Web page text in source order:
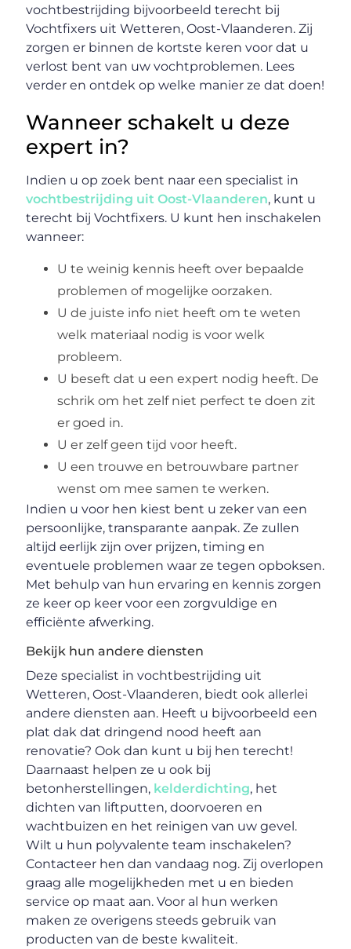
vochtbestrijding bijvoorbeeld terecht bij
Vochtfixers uit Wetteren, Oost-Vlaanderen. Zij
zorgen er binnen de kortste keren voor dat u
verlost bent van uw vochtproblemen. Lees
verder en ontdek op welke manier ze dat doen!
Wanneer schakelt u deze
expert in?
Indien u op zoek bent naar een specialist in
vochtbestrijding uit Oost-Vlaanderen, kunt u
terecht bij Vochtfixers. U kunt hen inschakelen
wanneer:
U te weinig kennis heeft over bepaalde
problemen of mogelijke oorzaken.
U de juiste info niet heeft om te weten
welk materiaal nodig is voor welk
probleem.
U beseft dat u een expert nodig heeft. De
schrik om het zelf niet perfect te doen zit
er goed in.
U er zelf geen tijd voor heeft.
U een trouwe en betrouwbare partner
wenst om mee samen te werken.
Indien u voor hen kiest bent u zeker van een
persoonlijke, transparante aanpak. Ze zullen
altijd eerlijk zijn over prijzen, timing en
eventuele problemen waar ze tegen opboksen.
Met behulp van hun ervaring en kennis zorgen
ze keer op keer voor een zorgvuldige en
efficiënte afwerking.
Bekijk hun andere diensten
Deze specialist in vochtbestrijding uit
Wetteren, Oost-Vlaanderen, biedt ook allerlei
andere diensten aan. Heeft u bijvoorbeeld een
plat dak dat dringend nood heeft aan
renovatie? Ook dan kunt u bij hen terecht!
Daarnaast helpen ze u ook bij
betonherstellingen, kelderdichting, het
dichten van liftputten, doorvoeren en
wachtbuizen en het reinigen van uw gevel.
Wilt u hun polyvalente team inschakelen?
Contacteer hen dan vandaag nog. Zij overlopen
graag alle mogelijkheden met u en bieden
service op maat aan. Voor al hun werken
maken ze overigens steeds gebruik van
producten van de beste kwaliteit.